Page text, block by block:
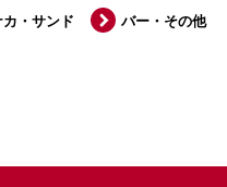
カ・サンド バー・その他